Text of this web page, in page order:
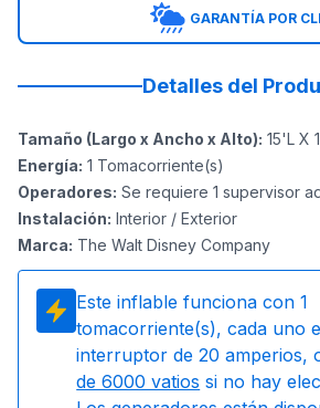
GARANTÍA POR
Detalles del
Tamaño (Largo x Ancho x Alto): 15'L X
Energía: 1 Tomacorriente(s)
Operadores: Se requiere 1 supervisor
Instalación: Interior / Exterior
Marca: The Walt Disney Company
Este inflable funciona con 1
tomacorriente(s), cada uno
interruptor de 20 amperios,
de 6000 vatios si no hay